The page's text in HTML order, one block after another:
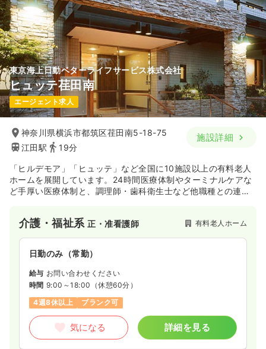
東京海上日動ベターライフサービス株式会社
ヒュッテ荏田南
エージェント求人
神奈川県横浜市都筑区荏田南5-18-75
江田駅
19分
施設詳細
「ヒルデモア」「ヒュッテ」など全国に10施設以上の有料老人
ホームを展開しています。24時間医療体制やターミナルケアな
ど手厚い医療体制と、調理師・歯科衛生士など他職種との連携
介護・福祉系正・准看護師 有料老人ホーム
日勤のみ（常勤）
給与 お問い合わせください
時間 9:00～18:00 （休憩60分）
4週8休以上
ブランク可
気になる 詳細を見る